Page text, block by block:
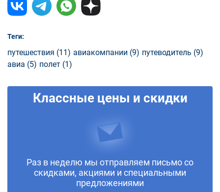
Теги:
путешествия (11) авиакомпании (9) путеводитель (9)
авиа (5) полет (1)
Классные цены и скидки
Раз в неделю мы отправляем письмо со
скидками, акциями и специальными
предложениями